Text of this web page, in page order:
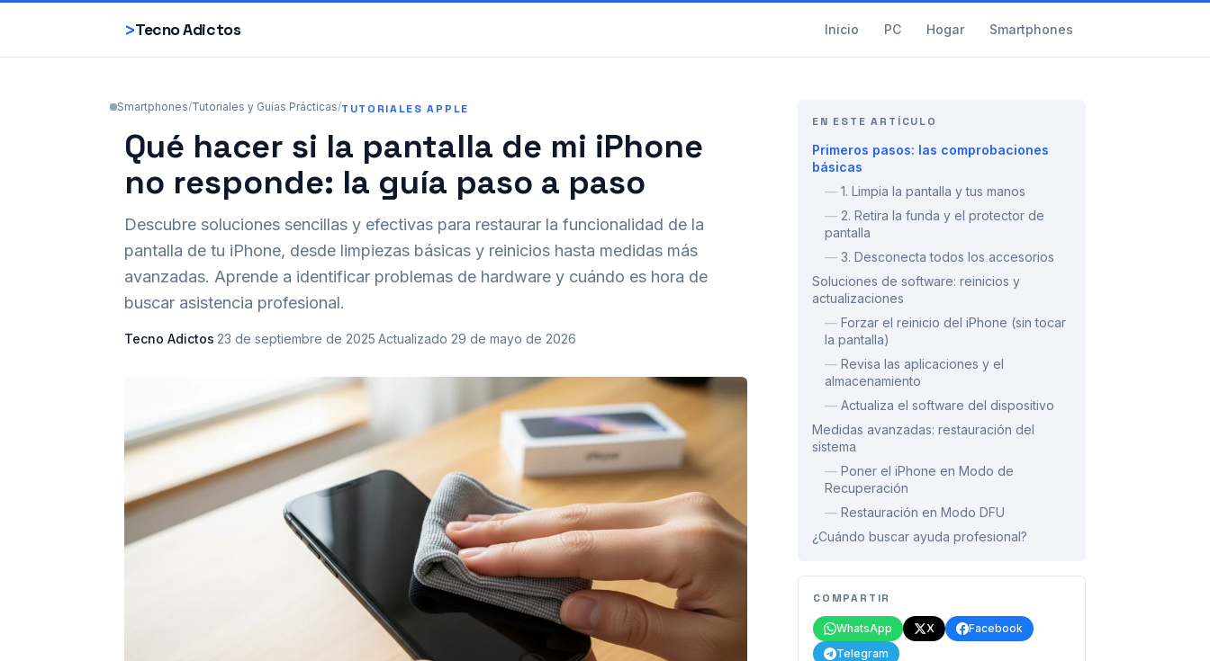
>Tecno Adictos Inicio PC Hogar Smartphones
Smartphones/Tutoriales y Guías Prácticas/TUTORIALES APPLE
Qué hacer si la pantalla de mi iPhone
no responde: la guía paso a paso
Descubre soluciones sencillas y efectivas para restaurar la funcionalidad de la
pantalla de tu iPhone, desde limpiezas básicas y reinicios hasta medidas más
avanzadas. Aprende a identificar problemas de hardware y cuándo es hora de
buscar asistencia profesional.
Tecno Adictos·23 de septiembre de 2025·Actualizado 29 de mayo de 2026
EN ESTE ARTÍCULO
Primeros pasos: las comprobaciones
básicas
— 1. Limpia la pantalla y tus manos
— 2. Retira la funda y el protector de
pantalla
— 3. Desconecta todos los accesorios
Soluciones de software: reinicios y
actualizaciones
— Forzar el reinicio del iPhone (sin tocar
la pantalla)
— Revisa las aplicaciones y el
almacenamiento
— Actualiza el software del dispositivo
Medidas avanzadas: restauración del
sistema
— Poner el iPhone en Modo de
Recuperación
— Restauración en Modo DFU
¿Cuándo buscar ayuda profesional?
COMPARTIR
WhatsApp X
Facebook
Telegram